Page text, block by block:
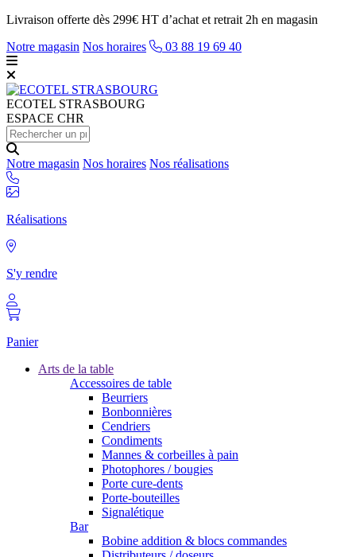
Livraison offerte dès 299€ HT d’achat et retrait 2h en magasin
Notre magasin Nos horaires 03 88 19 69 40
ECOTEL STRASBOURG
ESPACE CHR
Notre magasin Nos horaires Nos réalisations
Réalisations
S'y rendre
Panier
Arts de la table
Accessoires de table
Beurriers
Bonbonnières
Cendriers
Condiments
Mannes & corbeilles à pain
Photophores / bougies
Porte cure-dents
Porte-bouteilles
Signalétique
Bar
Bobine addition & blocs commandes